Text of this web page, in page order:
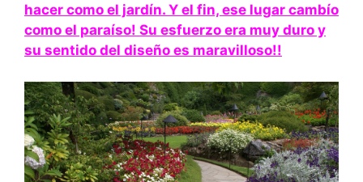
hacer como el jardín. Y el fin, ese lugar cambío
como el paraíso! Su esfuerzo era muy duro y
su sentido del diseño es maravilloso!!